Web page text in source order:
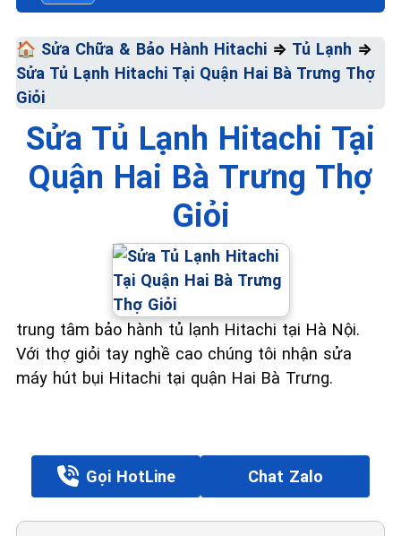
🏠 Sửa Chữa & Bảo Hành Hitachi ⇒ Tủ Lạnh ⇒
Sửa Tủ Lạnh Hitachi Tại Quận Hai Bà Trưng Thợ
Giỏi
Sửa Tủ Lạnh Hitachi Tại
Quận Hai Bà Trưng Thợ
Giỏi
trung tâm bảo hành tủ lạnh Hitachi tại Hà Nội.
Với thợ giỏi tay nghề cao chúng tôi nhận sửa
máy hút bụi Hitachi tại quận Hai Bà Trưng.
Gọi HotLine Chat Zalo